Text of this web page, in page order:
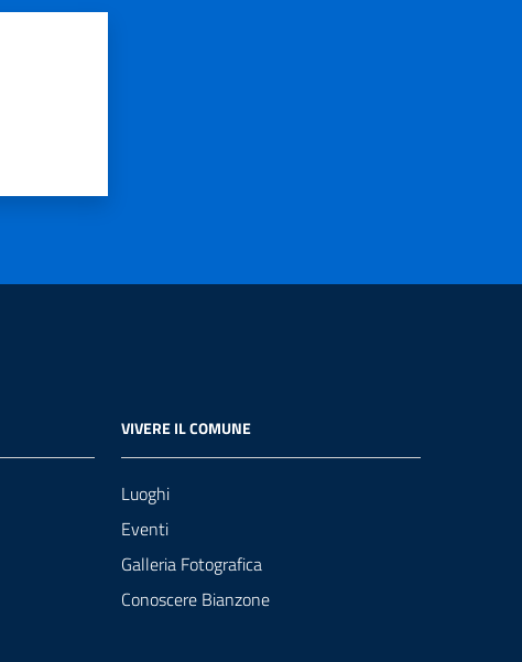
VIVERE IL COMUNE
Luoghi
Eventi
Galleria Fotografica
Conoscere Bianzone